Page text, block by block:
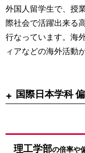
外国人留学生で、授
際社会で活躍出来る
行なっています。海
ィアなどの海外活動
国際日本学科
理工学部の倍率や
基本
教科別